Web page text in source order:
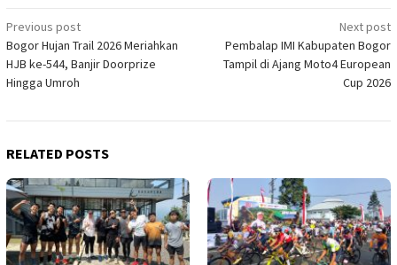
Post
navigation
Previous post
Bogor Hujan Trail 2026 Meriahkan
HJB ke-544, Banjir Doorprize
Hingga Umroh
Next post
Pembalap IMI Kabupaten Bogor
Tampil di Ajang Moto4 European
Cup 2026
RELATED POSTS